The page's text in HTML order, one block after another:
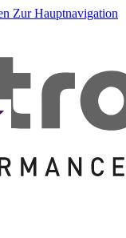
Zur Hauptnavigation